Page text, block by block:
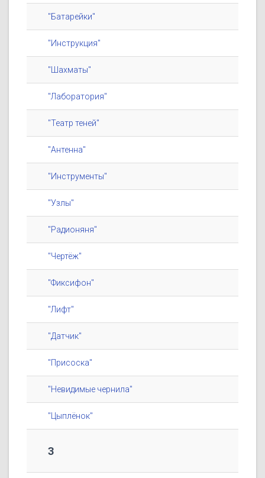
"Батарейки"
"Инструкция"
"Шахматы"
"Лаборатория"
"Театр теней"
"Антенна"
"Инструменты"
"Узлы"
"Радионяня"
"Чертёж"
"Фиксифон"
"Лифт"
"Датчик"
"Присоска"
"Невидимые чернила"
"Цыплёнок"
3